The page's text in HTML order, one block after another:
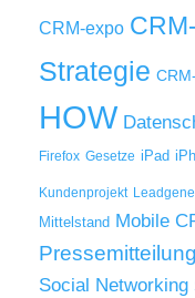
CRM-expo
Strategie
HOW
Firefox Gesetze iPad
Kundenprojekt
Mittelstand Mobile
Pressemitteilung
Social Networking